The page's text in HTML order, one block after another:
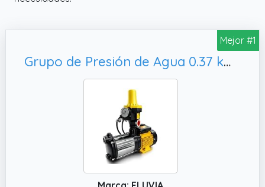
Mejor #1
Grupo de Presión de Agua 0.37 kW - 0.5 CV Automático con Controlador – Bomba de Agua Presurizadora Doméstica para Casa, Sistema Automático de Presión · Fluvia